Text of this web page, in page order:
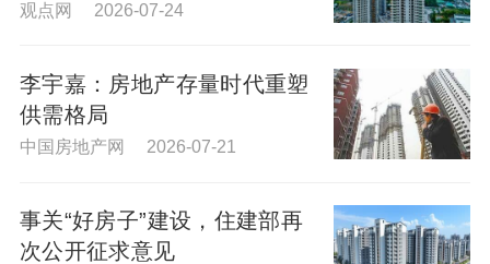
观点网 2026-07-24
李宇嘉：房地产存量时代重塑
供需格局
中国房地产网 2026-07-21
事关“好房子”建设，住建部再
次公开征求意见